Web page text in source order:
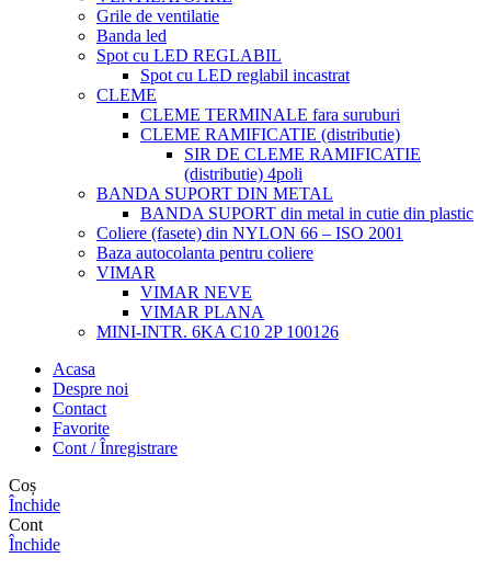
Grile de ventilatie
Banda led
Spot cu LED REGLABIL
Spot cu LED reglabil incastrat
CLEME
CLEME TERMINALE fara suruburi
CLEME RAMIFICATIE (distributie)
SIR DE CLEME RAMIFICATIE
(distributie) 4poli
BANDA SUPORT DIN METAL
BANDA SUPORT din metal in cutie din plastic
Coliere (fasete) din NYLON 66 – ISO 2001
Baza autocolanta pentru coliere
VIMAR
VIMAR NEVE
VIMAR PLANA
MINI-INTR. 6KA C10 2P 100126
Acasa
Despre noi
Contact
Favorite
Cont / Înregistrare
Coș
Închide
Cont
Închide